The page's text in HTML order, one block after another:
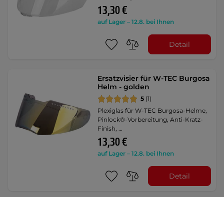
13,30 €
auf Lager – 12.8. bei Ihnen
Detail
Ersatzvisier für W-TEC Burgosa
Helm - golden
5 (1)
Plexiglas für W-TEC Burgosa-Helme,
Pinlock®-Vorbereitung, Anti-Kratz-
Finish, …
13,30 €
auf Lager – 12.8. bei Ihnen
Detail